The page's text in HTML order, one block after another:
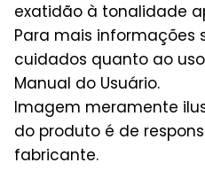
exatidão à tonalidade
Para mais informações
cuidados quanto ao
Manual do Usuário.
Imagem meramente
do produto é de
fabricante.